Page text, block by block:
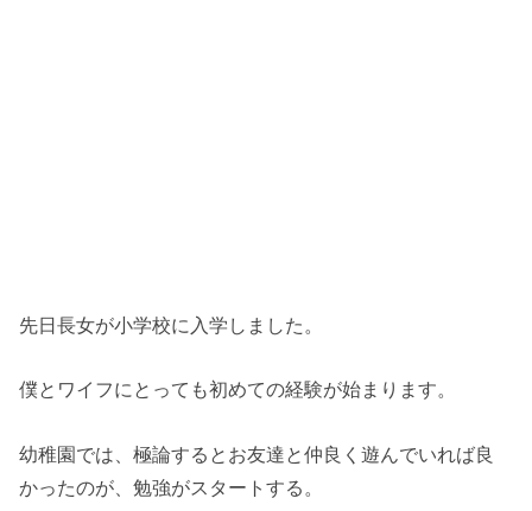
先日長女が小学校に入学しました。
僕とワイフにとっても初めての経験が始まります。
幼稚園では、極論するとお友達と仲良く遊んでいれば良
かったのが、勉強がスタートする。